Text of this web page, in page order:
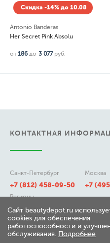
Скидка -14% до 10.08
Antonio Banderas
Her Secret Pink Absolu
от186 до 3 077 руб.
КОНТАКТНАЯ
Санкт-Петербург
+7 (812) 458-09-50
Москва
+7
Регионы
8 (800) 511-21-50
197348, г. Санкт-Петербург,
Сайт beautydepot.ru
cookies для обеспечения
работоспособности и
обслуживания. Подробнее